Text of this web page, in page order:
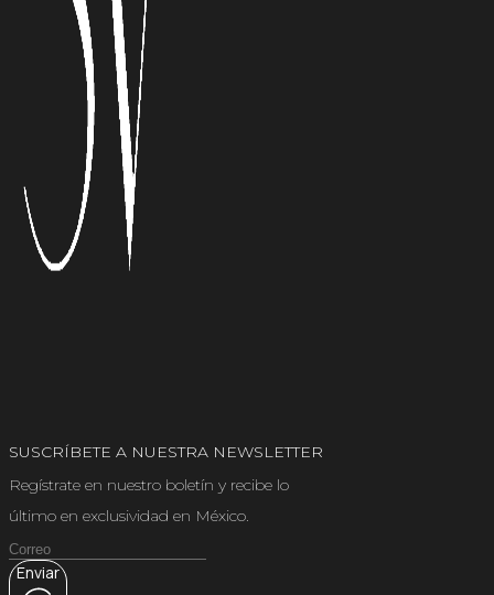
SUSCRÍBETE A NUESTRA NEWSLETTER
Regístrate en nuestro boletín y recibe lo
último en exclusividad en México.
Enviar